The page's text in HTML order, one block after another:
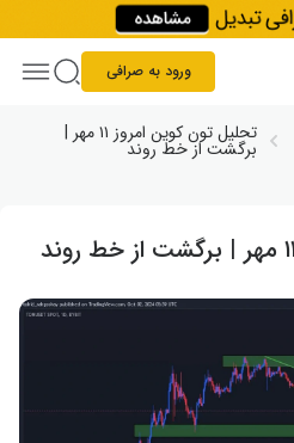
ورود به صرافی
تحلیل تون کوین امروز ۱۱ مهر |
برگشت از خط روند